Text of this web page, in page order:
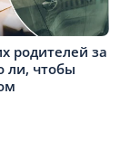
родителей за
ли, чтобы